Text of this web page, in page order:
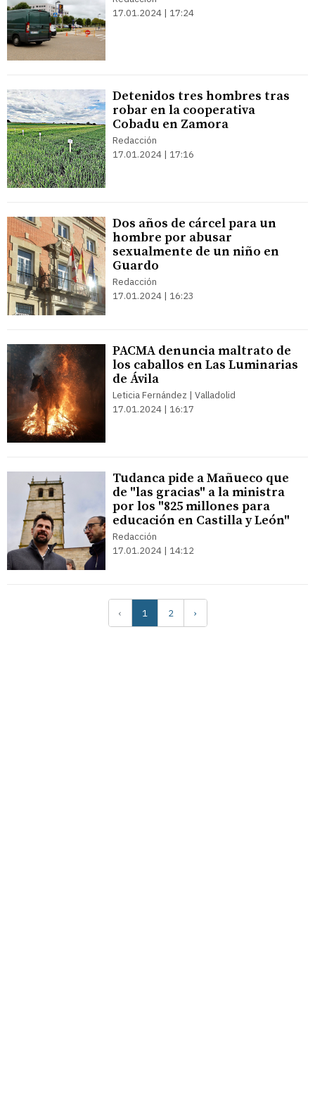
17.01.2024 | 17:24
Detenidos tres hombres tras
robar en la cooperativa
Cobadu en Zamora
Redacción
17.01.2024 | 17:16
Dos años de cárcel para un
hombre por abusar
sexualmente de un niño en
Guardo
Redacción
17.01.2024 | 16:23
PACMA denuncia maltrato de
los caballos en Las Luminarias
de Ávila
Leticia Fernández | Valladolid
17.01.2024 | 16:17
Tudanca pide a Mañueco que
de "las gracias" a la ministra
por los "825 millones para
educación en Castilla y León"
Redacción
17.01.2024 | 14:12
‹ 1 2 ›